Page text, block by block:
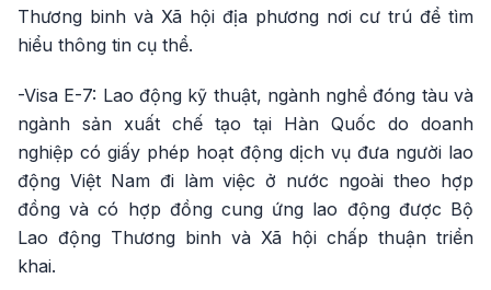
Thương binh và Xã hội địa phương nơi cư trú để tìm
hiểu thông tin cụ thể.
-Visa E-7: Lao động kỹ thuật, ngành nghề đóng tàu và
ngành sản xuất chế tạo tại Hàn Quốc do doanh
nghiệp có giấy phép hoạt động dịch vụ đưa người lao
động Việt Nam đi làm việc ở nước ngoài theo hợp
đồng và có hợp đồng cung ứng lao động được Bộ
Lao động Thương binh và Xã hội chấp thuận triển
khai.